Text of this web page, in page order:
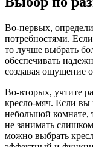
Во-первых,
потребностями.
то лучше выбрать
обеспечивать
создавая ощущение
Во-вторых, учтите
кресло-мяч. Если вы
небольшой комнате,
не занимать
можно выбрать